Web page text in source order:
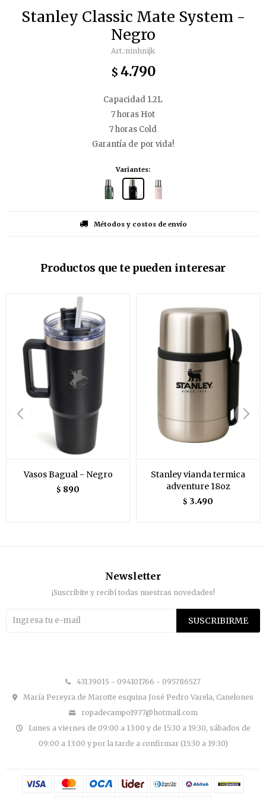
Stanley Classic Mate System -
Negro
ninhnijk
$ 4.790
Capacidad 1.2L
7 horas Hot
7 horas Cold
Garantía de por vida!
Variantes:
Métodos y costos de envío
Productos que te pueden interesar
Vasos Bagual - Negro
$ 890
Stanley vianda termica
adventure 18oz
$ 3.490
43139015 - 094101766 - 095786527
María Pereyra de Marotte esquina José Pedro Varela, Canelones
ropadecampo1977@hotmail.com
Lunes a viernes de 09:00 a 13:00 y de 15:30 a 19:30, sábados de
09:00 a 13:00 y por la tarde a confirmar (15:30 a 19:30)
Newsletter
¡Suscribite y recibí todas nuestras novedades!
SUSCRIBIRME